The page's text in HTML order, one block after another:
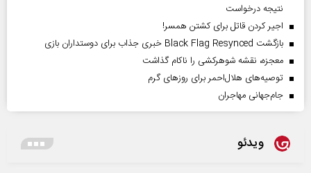
نتیجه درخواست
اجیر کردن قاتل برای کشتن همسر!
بازگشت Black Flag Resynced خبری جذاب برای دوستداران بازی
معجزه، نقشه شوهرکشی را ناکام گذاشت
توصیه‌های هلال‌احمر برای روز‌های گرم
جام‌جهانی مهاجران
ویدئو